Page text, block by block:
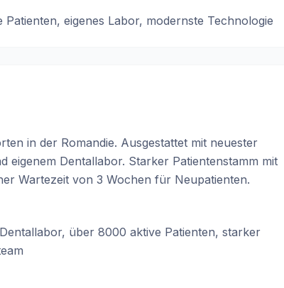
eigenes Labor, modernste Technologie
in der Romandie. Ausgestattet mit neuester
eigenem Dentallabor. Starker Patientenstamm mit
Wartezeit von 3 Wochen für Neupatienten.
über 8000 aktive Patienten, starker